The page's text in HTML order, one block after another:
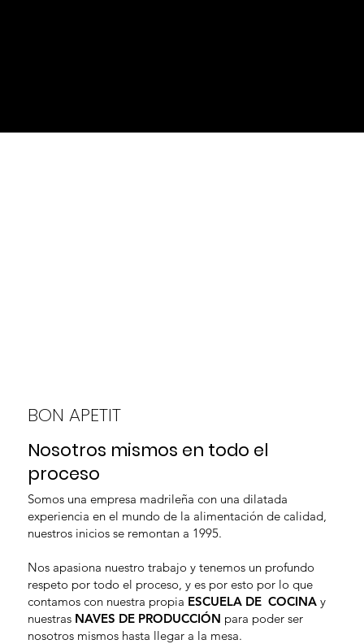
BON APETIT
Nosotros mismos en todo el
proceso
Somos una empresa madrileña con una dilatada
experiencia en el mundo de la alimentación de calidad,
nuestros inicios se remontan a 1995.
Nos apasiona nuestro trabajo y tenemos un profundo
respeto por todo el proceso, y es por esto por lo que
contamos con nuestra propia ESCUELA DE COCINA y
nuestras NAVES DE PRODUCCIÓN para poder ser
nosotros mismos hasta llegar a la mesa.